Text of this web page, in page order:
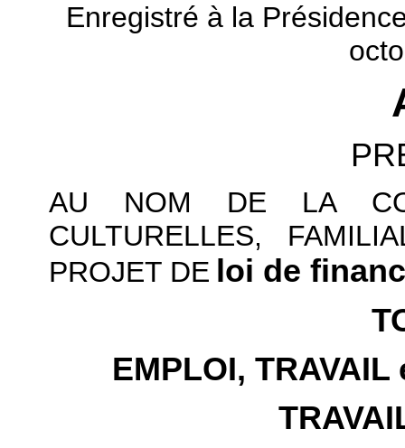
Enregistré à la
AU NOM DE LA
CULTURELLES,
PROJET DE loi de
EMPLOI,